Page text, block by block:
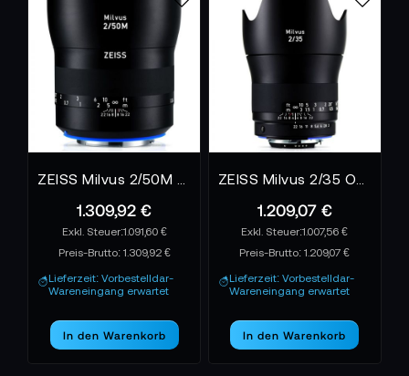
1.309,92 €
1.091,60 €
Preis-Brutto: 1.309,92 €
Lieferzeit: Vorbestelldar-
Wareneingang erwartet
In den Warenkorb
1.209,07 €
1.007,56 €
Preis-Brutto:1.209,07 €
Lieferzeit: Vorbestelldar-
Wareneingang erwartet
In den Warenkorb